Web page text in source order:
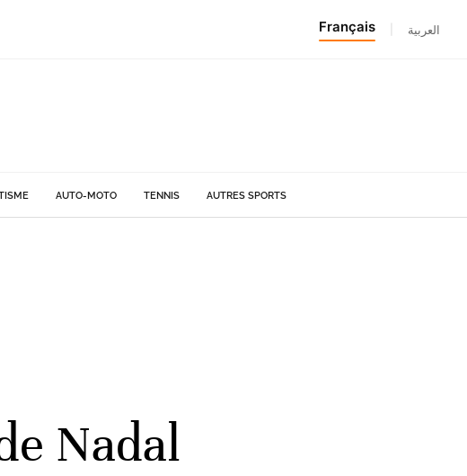
Français العربية
AUTO-MOTO TENNIS AUTRES SPORTS
Nadal